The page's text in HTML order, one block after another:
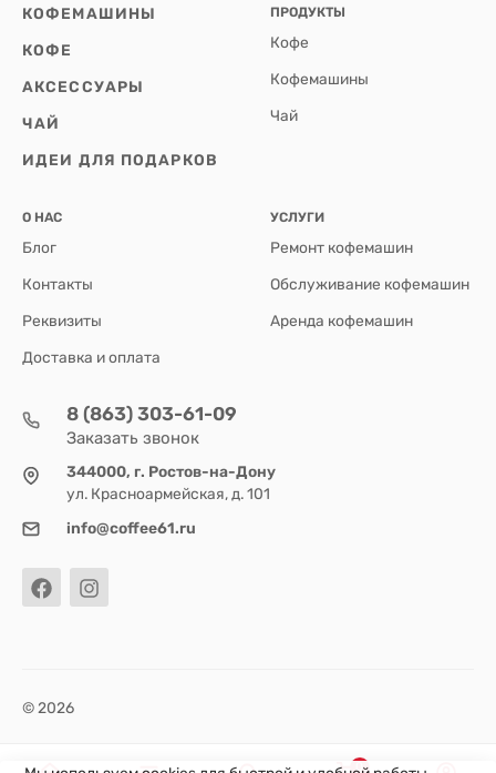
КОФЕМАШИНЫ
КОФЕ
АКСЕССУАРЫ
ЧАЙ
ИДЕИ ДЛЯ ПОДАРКОВ
ПРОДУКТЫ
Кофе
Кофемашины
Чай
О НАС
Блог
Контакты
Реквизиты
Доставка и оплата
УСЛУГИ
Ремонт кофемашин
Обслуживание кофемашин
Аренда кофемашин
8 (863) 303-61-09
Заказать звонок
344000, г. Ростов-на-Дону
ул. Красноармейская, д. 101
info@coffee61.ru
© 2026
0